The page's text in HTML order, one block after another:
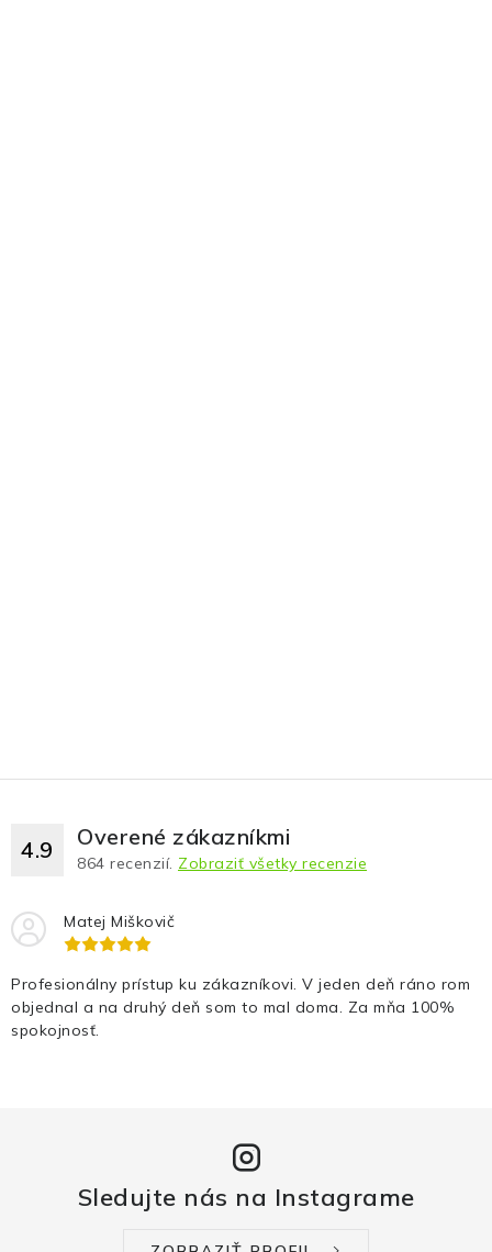
4.9 Overené zákazníkmi
864 recenzií. Zobraziť všetky recenzie
Matej Miškovič
Profesionálny prístup ku zákazníkovi. V jeden deň ráno rom
objednal a na druhý deň som to mal doma. Za mňa 100%
spokojnosť.
Sledujte nás na Instagrame